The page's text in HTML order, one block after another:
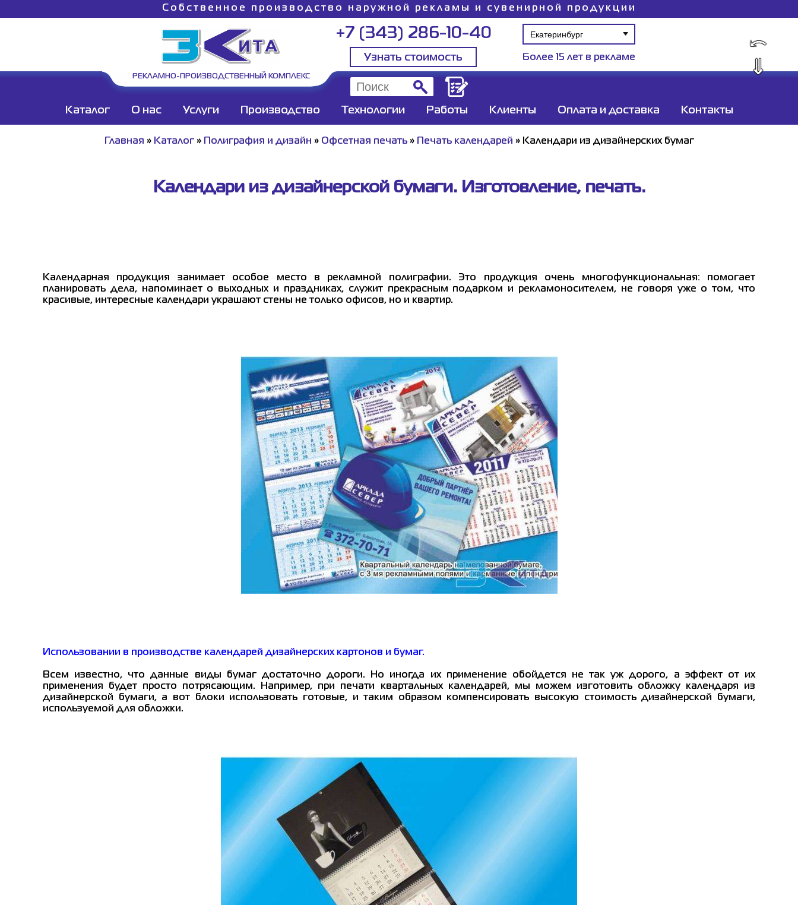
⇓
⤺
Собственное производство наружной рекламы и сувенирной продукции
РЕКЛАМНО-ПРОИЗВОДСТВЕННЫЙ КОМПЛЕКС
+7 (343) 286-10-40
Узнать стоимость Более 15 лет в рекламе
Каталог О нас Услуги Производство Технологии Работы Клиенты Оплата и доставка Контакты
Главная » Каталог» Полиграфия и дизайн » Офсетная печать» Печать календарей » Календари из дизайнерских бумаг
Календари из дизайнерской бумаги. Изготовление, печать.
Календарная продукция занимает особое место в рекламной полиграфии. Это продукция очень многофункциональная: помогает
планировать дела, напоминает о выходных и праздниках, служит прекрасным подарком и рекламоносителем, не говоря уже о том, что
красивые, интересные календари украшают стены не только офисов, но и квартир.
Использовании в производстве календарей дизайнерских картонов и бумаг.
Всем известно, что данные виды бумаг достаточно дороги. Но иногда их применение обойдется не так уж дорого, а эффект от их
применения будет просто потрясающим. Например, при печати квартальных календарей, мы можем изготовить обложку календаря из
дизайнерской бумаги, а вот блоки использовать готовые, и таким образом компенсировать высокую стоимость дизайнерской бумаги,
используемой для обложки.